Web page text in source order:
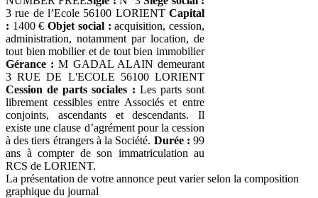
3 rue de l’Ecole 56100 LORIENT Capital
: 1400 €Objet social : acquisition, cession,
administration, notamment par location, de
tout bien mobilier et de tout bien immobilier
Gérance : M GADAL ALAIN demeurant
3 RUE DE L'ECOLE 56100 LORIENT
Cession de parts sociales : Les parts sont
librement cessibles entre Associés et entre
conjoints, ascendants et descendants. Il
existe une clause d’agrément pour la cession
à des tiers étrangers à la Société. Durée : 99
ans à compter de son immatriculation au
RCS de LORIENT.
La présentation de votre annonce peut varier selon la composition
graphique du journal